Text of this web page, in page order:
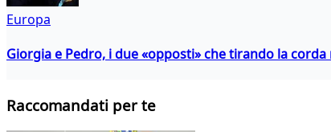
Europa
Giorgia e Pedro, i due «opposti» che tirando la
Raccomandati per te